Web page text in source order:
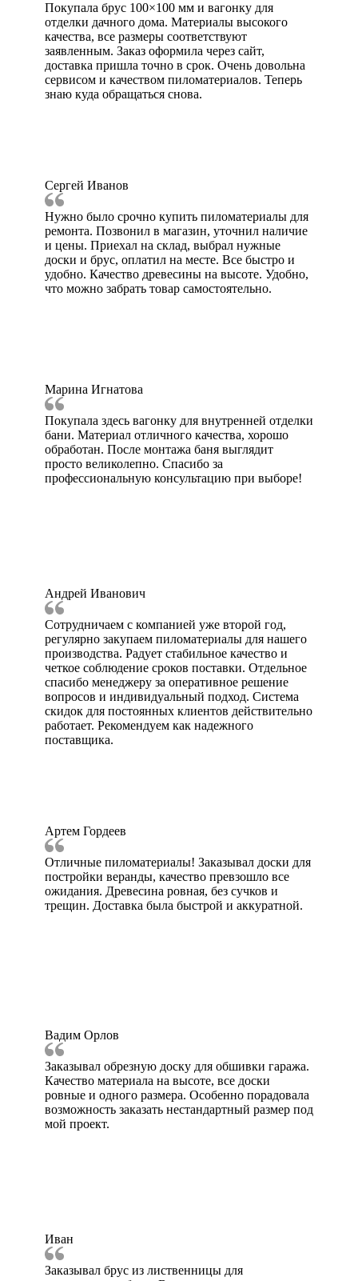
Покупала брус 100×100 мм и вагонку для
отделки дачного дома. Материалы высокого
качества, все размеры соответствуют
заявленным. Заказ оформила через сайт,
доставка пришла точно в срок. Очень довольна
сервисом и качеством пиломатериалов. Теперь
знаю куда обращаться снова.
Сергей Иванов
Нужно было срочно купить пиломатериалы для
ремонта. Позвонил в магазин, уточнил наличие
и цены. Приехал на склад, выбрал нужные
доски и брус, оплатил на месте. Все быстро и
удобно. Качество древесины на высоте. Удобно,
что можно забрать товар самостоятельно.
Марина Игнатова
Покупала здесь вагонку для внутренней отделки
бани. Материал отличного качества, хорошо
обработан. После монтажа баня выглядит
просто великолепно. Спасибо за
профессиональную консультацию при выборе!
Андрей Иванович
Сотрудничаем с компанией уже второй год,
регулярно закупаем пиломатериалы для нашего
производства. Радует стабильное качество и
четкое соблюдение сроков поставки. Отдельное
спасибо менеджеру за оперативное решение
вопросов и индивидуальный подход. Система
скидок для постоянных клиентов действительно
работает. Рекомендуем как надежного
поставщика.
Артем Гордеев
Отличные пиломатериалы! Заказывал доски для
постройки веранды, качество превзошло все
ожидания. Древесина ровная, без сучков и
трещин. Доставка была быстрой и аккуратной.
Вадим Орлов
Заказывал обрезную доску для обшивки гаража.
Качество материала на высоте, все доски
ровные и одного размера. Особенно порадовала
возможность заказать нестандартный размер под
мой проект.
Иван
Заказывал брус из лиственницы для